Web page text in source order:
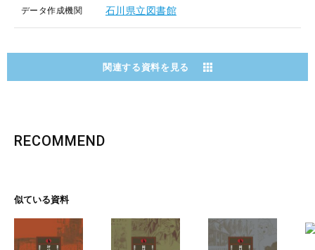
データ作成機関 石川県立図書館
関連する資料を見る
RECOMMEND
似ている資料